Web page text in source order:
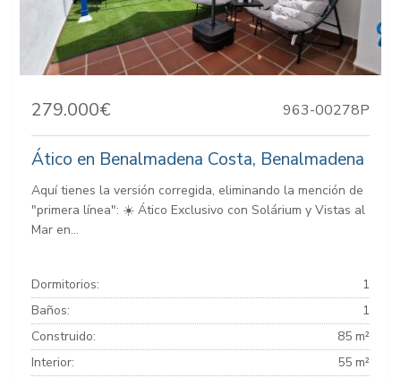
279.000€ 963-00278P
Ático en Benalmadena Costa, Benalmadena
Aquí tienes la versión corregida, eliminando la mención de
"primera línea": ☀️ Ático Exclusivo con Solárium y Vistas al
Mar en...
Dormitorios:
1
Baños:
1
Construido:
85 m²
Interior:
55 m²